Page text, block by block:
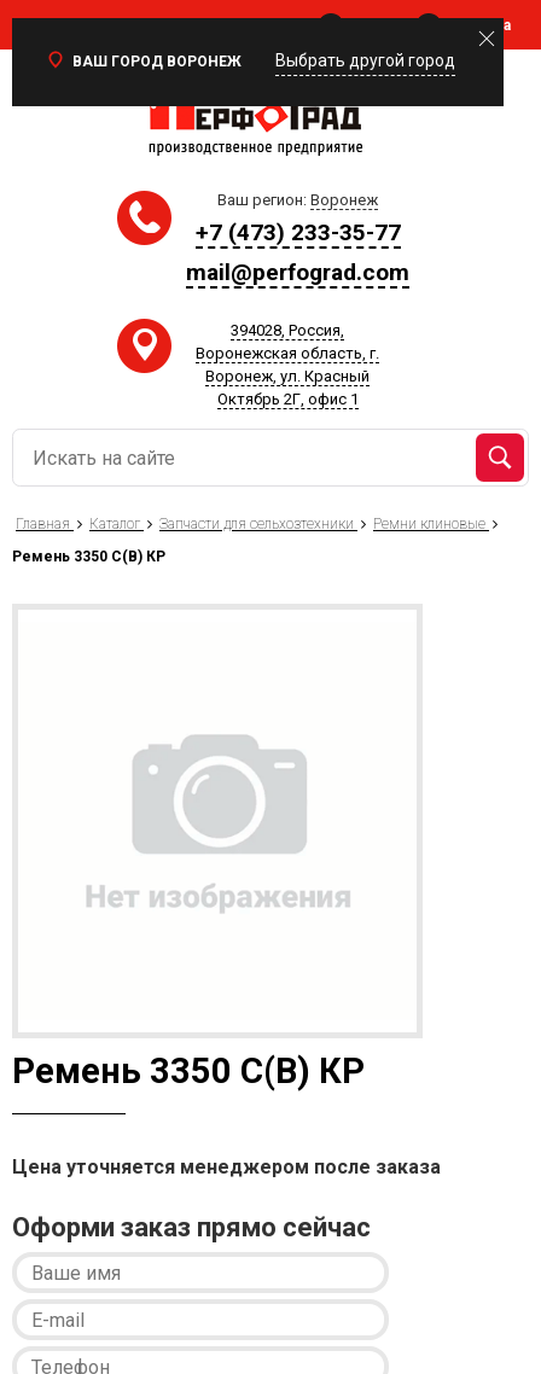
Корзина
ВАШ ГОРОД ВОРОНЕЖ Выбрать другой город
Ваш регион: Воронеж
+7 (473) 233-35-77
mail@perfograd.com
394028, Россия,
Воронежская область, г.
Воронеж, ул. Красный
Октябрь 2Г, офис 1
Главная Каталог Запчасти для сельхозтехники
Ремни клиновые
Ремень 3350 С(В) КР
Ремень 3350 С(В) КР
Цена уточняется менеджером после заказа
Оформи заказ прямо сейчас